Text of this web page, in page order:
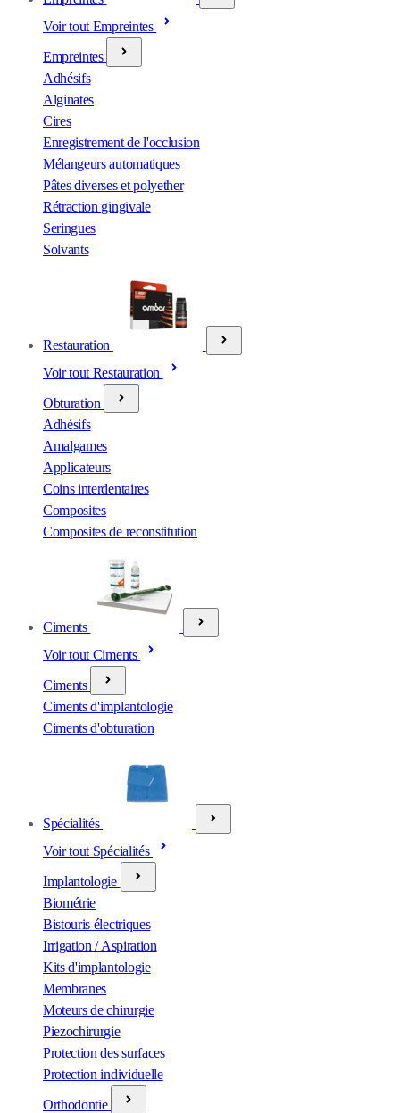
Voir tout Empreintes
Empreintes
Adhésifs
Alginates
Cires
Enregistrement de l'occlusion
Mélangeurs automatiques
Pâtes diverses et polyether
Rétraction gingivale
Seringues
Solvants
Restauration
Voir tout Restauration
Obturation
Adhésifs
Amalgames
Applicateurs
Coins interdentaires
Composites
Composites de reconstitution
Ciments
Voir tout Ciments
Ciments
Ciments d'implantologie
Ciments d'obturation
Spécialités
Voir tout Spécialités
Implantologie
Biométrie
Bistouris électriques
Irrigation / Aspiration
Kits d'implantologie
Membranes
Moteurs de chirurgie
Piezochirurgie
Protection des surfaces
Protection individuelle
Orthodontie